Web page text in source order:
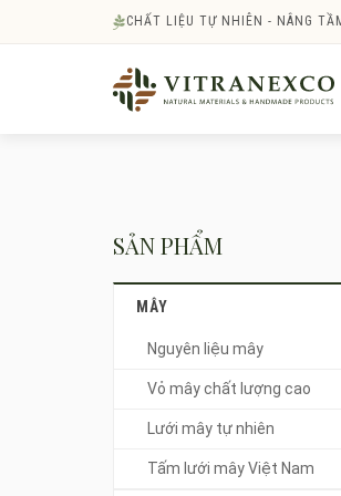
CHẤT LIỆU TỰ NHIÊN - NÂNG
SẢN PHẨM
MÂY
Nguyên liệu mây
Vỏ mây chất lượng cao
Lưới mây tự nhiên
Tấm lưới mây Việt Nam